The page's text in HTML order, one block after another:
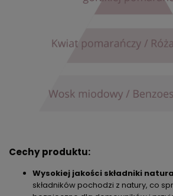
Cechy produktu:
Wysokiej jakości składniki
składników pochodzi z natury, co